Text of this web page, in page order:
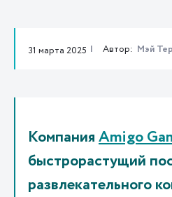
31 марта 2025 Автор: Мэй
КомпанияAmigo
быстрорастущий
развлекательного